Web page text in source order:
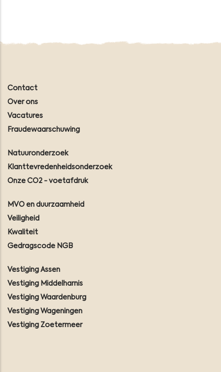
Contact
Over ons
Vacatures
Fraudewaarschuwing
Natuuronderzoek
Klanttevredenheidsonderzoek
Onze CO2 - voetafdruk
MVO en duurzaamheid
Veiligheid
Kwaliteit
Gedragscode NGB
Vestiging Assen
Vestiging Middelharnis
Vestiging Waardenburg
Vestiging Wageningen
Vestiging Zoetermeer